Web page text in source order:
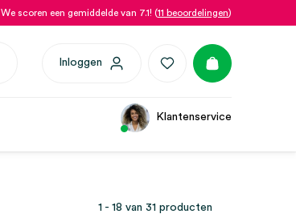
We scoren een gemiddelde van 7.1! (11 beoordelingen)
Inloggen
Klantenservice
1 - 18 van 31 producten